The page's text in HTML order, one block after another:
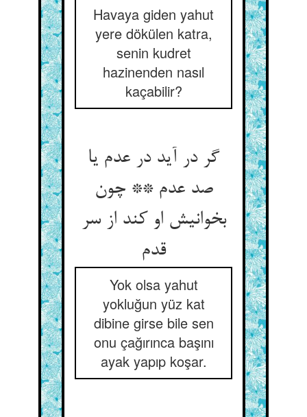
Havaya giden yahut
yere dökülen katra,
senin kudret
hazinenden nasıl
kaçabilir?
گر در آید در عدم یا
صد عدم ** چون
بخوانیش او کند از سر
Yok olsa yahut
yokluğun yüz kat
dibine girse bile sen
onu çağırınca başını
ayak yapıp koşar.